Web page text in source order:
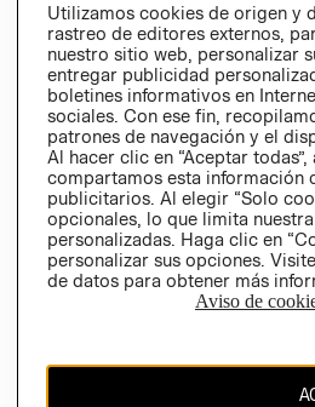
Utilizamos cookies de origen y
rastreo de editores externos,
nuestro sitio web, personalizar
entregar publicidad
boletines informativos en
sociales. Con ese fin,
patrones de navegación y el
Al hacer clic en “Aceptar
compartamos esta información
publicitarios. Al elegir “Solo
opcionales, lo que limita
personalizadas. Haga clic en
personalizar sus opciones.
de datos para obtener más
Aviso de